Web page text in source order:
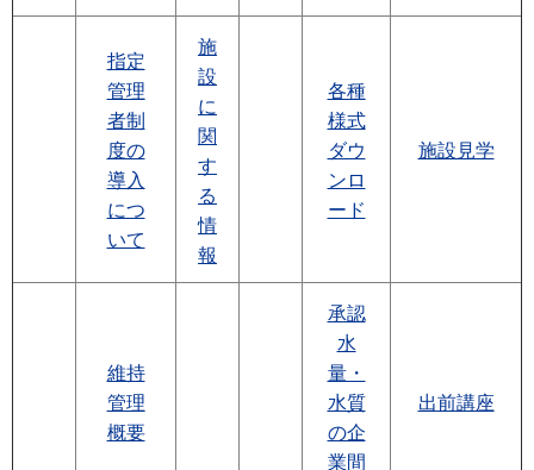
指定
管理
者制
度の
導入
につ
いて
施
設
に
関
す
る
情
報
各種
様式
ダウ
ンロ
ード
施設見学
維持
管理
概要
承認
水
量・
水質
の企
業間
出前講座